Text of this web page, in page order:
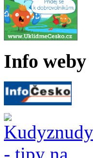
Info weby